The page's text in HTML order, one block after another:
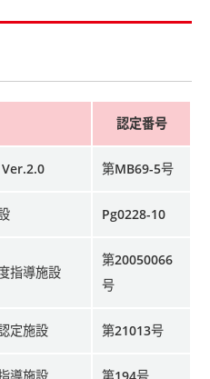
認定番号
第MB69-5号
Pg0228-10
指導施設
第20050066
号
定施設 第21013号